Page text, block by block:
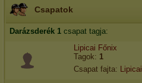
Csapatok
Darázsderék 1 csapat tagja:
Lipicai Főnix
Tagok: 1
Csapat fajta: Lipicai